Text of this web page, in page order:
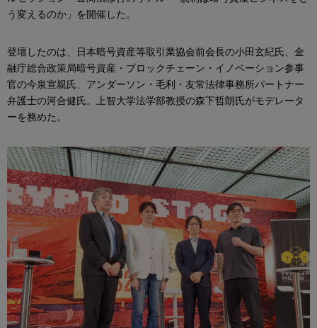
う変えるのか」を開催した。
登壇したのは、日本暗号資産等取引業協会前会長の小田玄紀氏、金
融庁総合政策局暗号資産・ブロックチェーン・イノベーション参事
官の今泉宣親氏、アンダーソン・毛利・友常法律事務所パートナー
弁護士の河合健氏。上智大学法学部教授の森下哲朗氏がモデレータ
ーを務めた。